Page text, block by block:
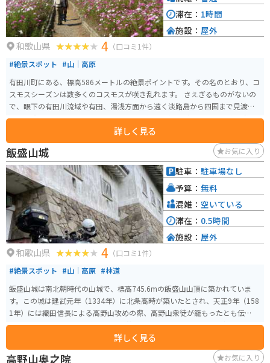
和歌山県 4 （口コミ1件）
#絶景スポット #山｜高原
有田川町にある、標高586メートルの絶景ポイントです。その名のとおり、コ
スモスシーズンは数多くのコスモスが咲き乱れます。 さえぎるものがないの
で、眼下の有田川流域や有田、湯浅方面から遠く淡路島から四国まで見渡せ
ます。 有田インターチェンジから30分ほどですが、道中の山道は対向困難な
場所もありますので、ご注意ください。 頂上には売店や販売機はありませ
ん。かつては風車がシンボルでしたが、今は撤去されています。
詳しく見る
滞在： 1時間
施設： 屋外
飯盛山城 お気に入り
和歌山県 4 （口コミ1件）
#絶景スポット #山｜高原 #林道
飯盛山城は南北朝時代の山城で、標高745.6mの飯盛山山頂に築かれていま
す。この城は建武元年（1334年）に北条高時が築いたとされ、天正9年（158
1年）には織田信長による高野山攻めの際、高野山衆徒が籠もったとも伝えら
れています。城は山頂を主郭とした単郭の城で、周囲に高い切岸が巡り、北
下に横堀がある構造です。秘境中の秘境で地図にはあるが道がないです。 飯
盛山城の特徴として、中世初期の山城ゆえに石垣はなく、山の地形を利用し
詳しく見る
駐車： 駐車場なし
予算： 無料
混雑： 空いている
滞在： 0.5時間
施設： 屋外
高野山奥之院 お気に入り